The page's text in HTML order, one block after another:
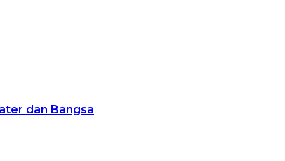
dan Bangsa